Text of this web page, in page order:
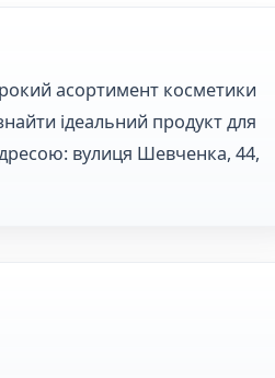
асортимент косметики
ідеальний продукт для
вулиця Шевченка, 44,